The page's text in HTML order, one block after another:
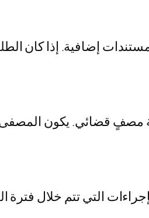
إضافية. إذا كان
مصفٍ قضائي. يكون المصفى
التي تتم خلال فترة